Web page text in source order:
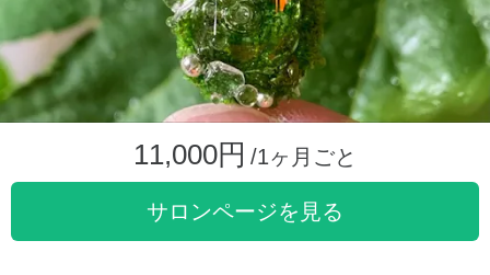
11,000円 /1ヶ月ごと
サロンページを見る